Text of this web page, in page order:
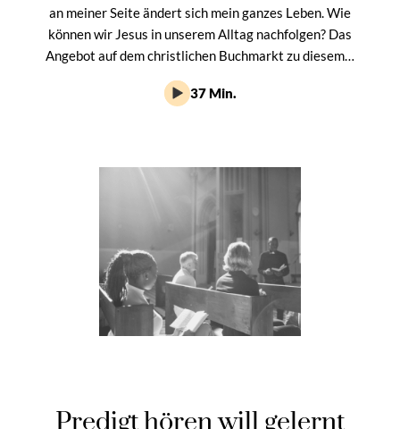
an meiner Seite ändert sich mein ganzes Leben. Wie
können wir Jesus in unserem Alltag nachfolgen? Das
Angebot auf dem christlichen Buchmarkt zu diesem…
37 Min.